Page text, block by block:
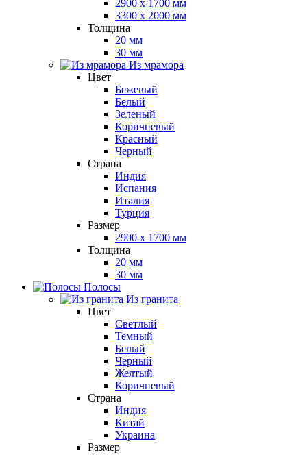
2900 x 1700 мм
3300 x 2000 мм
Толщина
20 мм
30 мм
Из мрамора
Цвет
Бежевый
Белый
Зеленый
Коричневый
Красный
Черный
Страна
Индия
Испания
Италия
Турция
Размер
2900 x 1700 мм
Толщина
20 мм
30 мм
Полосы
Из гранита
Цвет
Светлый
Темный
Белый
Черный
Желтый
Коричневый
Страна
Индия
Китай
Украина
Размер